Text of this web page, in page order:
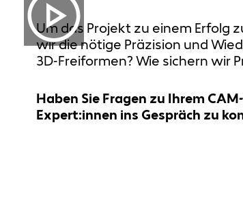
Um das Projekt zu einem Erfolg
wir die nötige Präzision und
3D‑Freiformen? Wie sichern wir
Haben Sie Fragen zu Ihrem
Expert:innen ins Gespräch zu